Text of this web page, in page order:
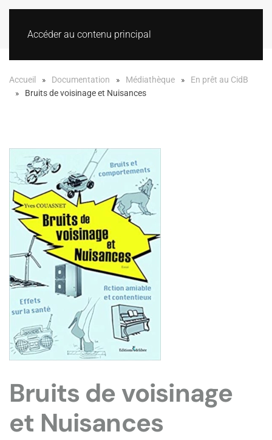
Accéder au contenu principal
Accueil Documentation Médiathèque
En prêt au CidB
Bruits de voisinage et Nuisances
Bruits de voisinage
et Nuisances